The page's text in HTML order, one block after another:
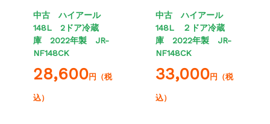
中古 ハイアール
148L 2ドア冷蔵
庫 2022年製 JR-
NF148CK
28,600円（税
込）
中古 ハイアール
148L ２ドア冷蔵
庫 2022年製 JR-
NF148CK
33,000円（税
込）